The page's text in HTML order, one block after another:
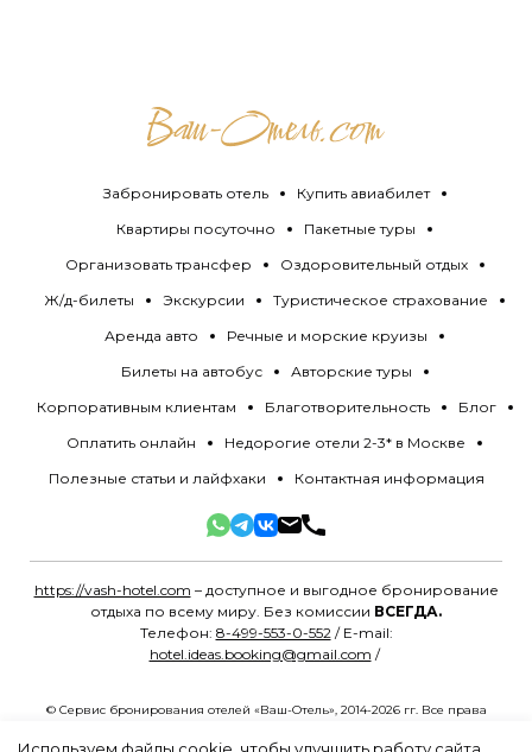
Забронировать отель
Купить авиабилет
Квартиры посуточно
Пакетные туры
Организовать трансфер
Оздоровительный отдых
Ж/д-билеты
Экскурсии
Туристическое страхование
Аренда авто
Речные и морские круизы
Билеты на автобус
Авторские туры
Корпоративным клиентам
Благотворительность
Блог
Оплатить онлайн
Недорогие отели 2-3* в Москве
Полезные статьи и лайфхаки
Контактная информация
https://vash-hotel.com – доступное и выгодное бронирование
отдыха по всему миру. Без комиссии ВСЕГДА.
Телефон: 8-499-553-0-552/ E-mail:
hotel.ideas.booking@gmail.com /
© Сервис бронирования отелей «Ваш-Отель», 2014-2026 гг. Все права
Разработано вMYG.Agency